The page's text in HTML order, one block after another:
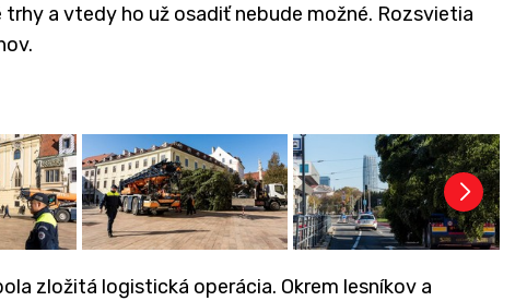
a vtedy ho už osadiť nebude možné. Rozsvietia
zložitá logistická operácia. Okrem lesníkov a